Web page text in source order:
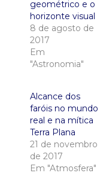
geométrico e o
horizonte visual
8 de agosto de
2017
Em
"Astronomia"
Alcance dos
faróis no mundo
real e na mítica
Terra Plana
21 de novembro
de 2017
Em "Atmosfera"